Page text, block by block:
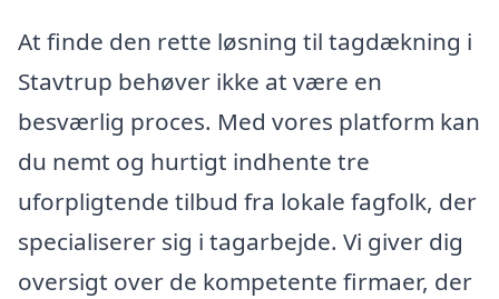
At finde den rette løsning til tagdækning i
Stavtrup behøver ikke at være en
besværlig proces. Med vores platform kan
du nemt og hurtigt indhente tre
uforpligtende tilbud fra lokale fagfolk, der
specialiserer sig i tagarbejde. Vi giver dig
oversigt over de kompetente firmaer, der